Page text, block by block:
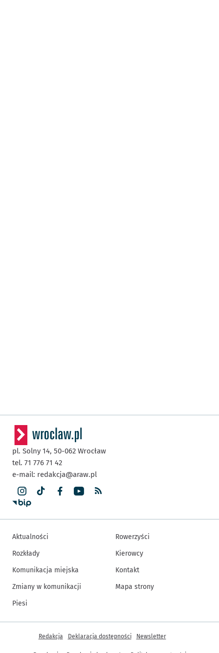
pl. Solny 14, 50-062 Wrocław
tel. 71 776 71 42
e-mail: redakcja@araw.pl
Aktualności
Rozkłady
Komunikacja miejska
Zmiany w komunikacji
Piesi
Rowerzyści
Kierowcy
Kontakt
Mapa strony
Inne informacje
Redakcja Deklaracja dostępności Newsletter